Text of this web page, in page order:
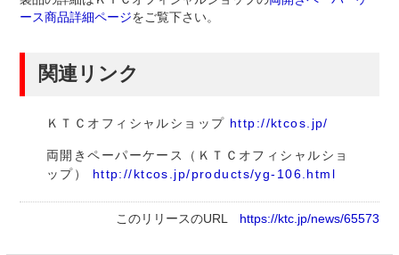
ース商品詳細ページをご覧下さい。
関連リンク
ＫＴＣオフィシャルショップ http://ktcos.jp/
両開きペーパーケース（ＫＴＣオフィシャルショ
ップ） http://ktcos.jp/products/yg-106.html
このリリースのURL https://ktc.jp/news/65573